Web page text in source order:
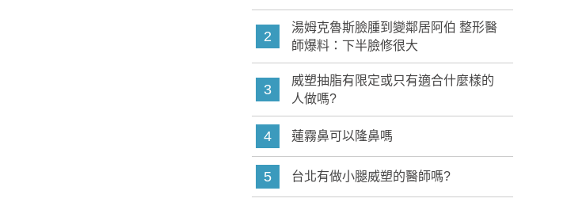
2
湯姆克魯斯臉腫到變鄰居阿伯 整形醫
師爆料：下半臉修很大
3
威塑抽脂有限定或只有適合什麼樣的
人做嗎?
4 蓮霧鼻可以隆鼻嗎
5 台北有做小腿威塑的醫師嗎?